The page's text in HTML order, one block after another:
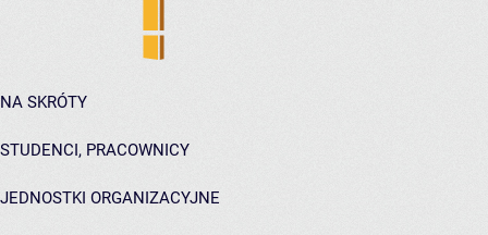
NA SKRÓTY
STUDENCI, PRACOWNICY
JEDNOSTKI ORGANIZACYJNE